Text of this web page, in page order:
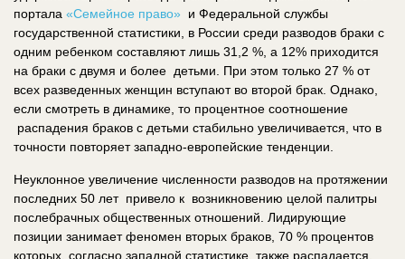
портала «Семейное право» и Федеральной службы
государственной статистики, в России среди разводов браки с
одним ребенком составляют лишь 31,2 %, а 12% приходится
на браки с двумя и более детьми. При этом только 27 % от
всех разведенных женщин вступают во второй брак. Однако,
если смотреть в динамике, то процентное соотношение
распадения браков с детьми стабильно увеличивается, что в
точности повторяет западно-европейские тенденции.
Неуклонное увеличение численности разводов на протяжении
последних 50 лет привело к возникновению целой палитры
послебрачных общественных отношений. Лидирующие
позиции занимает феномен вторых браков, 70 % процентов
которых, согласно западной статистике, также распадается.